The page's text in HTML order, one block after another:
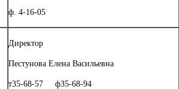
ф. 4-16-05
Директор
Пестунова Елена Васильевна
т35-68-57 ф35-68-94